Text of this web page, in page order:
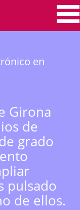
en
Girona
de
grado
pulsado
de ellos.